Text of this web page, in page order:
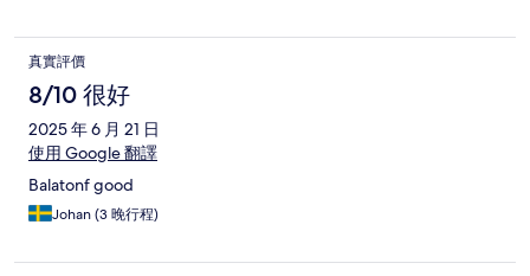
真實評價
8/10 很好
2025 年 6 月 21 日
使用 Google 翻譯
Balatonf good
Johan (3 晚行程)